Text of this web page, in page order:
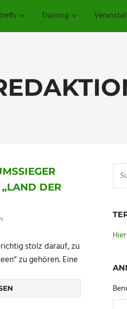
Training
DER
stolz darauf, zu
zu gehören. Eine